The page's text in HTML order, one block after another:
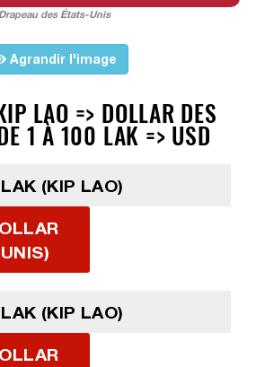
Drapeau des États-Unis
Agrandir l'image
LAO => DOLLAR DES
1 À 100 LAK => USD
(KIP LAO)
(KIP LAO)